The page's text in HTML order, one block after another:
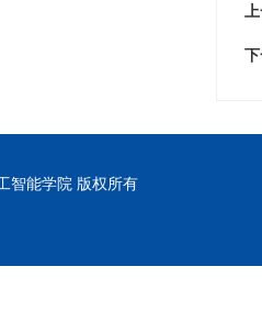
智能学院 版权所有